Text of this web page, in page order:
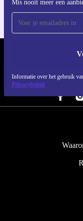
Mis nooit meer een
Informatie over het gebruik
Privacybeleid
REFURBED